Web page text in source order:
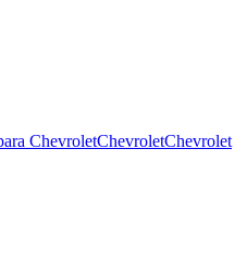
ChevroletChevrolet